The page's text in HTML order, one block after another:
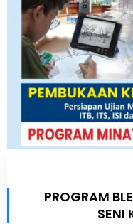
PROGRAM
SENI